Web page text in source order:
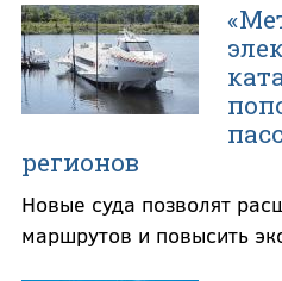
регионов
Новые суда позволят
маршрутов и повысить